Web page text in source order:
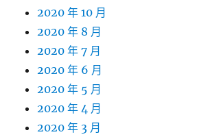
2020 年 10 月
2020 年 8 月
2020 年 7 月
2020 年 6 月
2020 年 5 月
2020 年 4 月
2020 年 3 月